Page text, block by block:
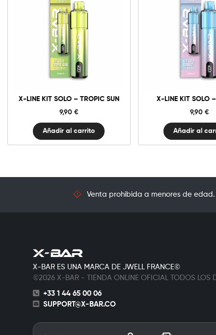
X-LINE KIT SOLO – TROPIC SUN
9,90 €
Line
Kit
Solo
Tropic
Añadir al carrito
X-LINE KIT SOLO –
9,90 €
Line
Kit
Solo
Sunset
Añadir al
Venta prohibida a menores de edad.
X-BAR ES UNA MARCA DE JWELL FRANCE©
©2026 X-BAR - TIENDA ONLINE OFICIAL TODOS LOS
+33 1 44 65 00 06
SUPPORT@X-BAR.CO